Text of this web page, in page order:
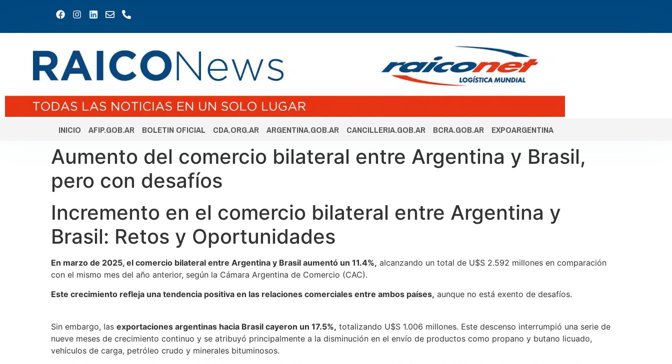
INICIO AFIP.GOB.AR BOLETIN OFICIAL CDA.ORG.AR ARGENTINA.GOB.AR CANCILLERIA.GOB.AR BCRA.GOB.AR EXPOARGENTINA
Aumento del comercio bilateral entre Argentina y Brasil,
pero con desafíos
Incremento en el comercio bilateral entre Argentina y
Brasil: Retos y Oportunidades
En marzo de 2025, el comercio bilateral entre Argentina y Brasil aumentó un 11.4%, alcanzando un total de U$S 2.592 millones en comparación
con el mismo mes del año anterior, según la Cámara Argentina de Comercio (CAC).
Este crecimiento refleja una tendencia positiva en las relaciones comerciales entre ambos países, aunque no está exento de desafíos.
Sin embargo, las exportaciones argentinas hacia Brasil cayeron un 17.5%, totalizando U$S 1.006 millones. Este descenso interrumpió una serie de
nueve meses de crecimiento continuo y se atribuyó principalmente a la disminución en el envío de productos como propano y butano licuado,
vehículos de carga, petróleo crudo y minerales bituminosos.